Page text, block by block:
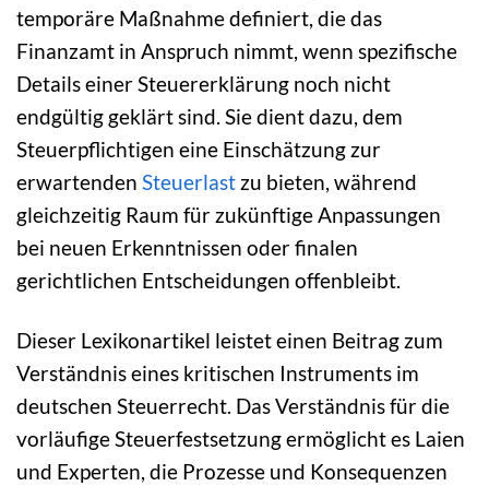
temporäre Maßnahme definiert, die das
Finanzamt in Anspruch nimmt, wenn spezifische
Details einer Steuererklärung noch nicht
endgültig geklärt sind. Sie dient dazu, dem
Steuerpflichtigen eine Einschätzung zur
erwartenden Steuerlast zu bieten, während
gleichzeitig Raum für zukünftige Anpassungen
bei neuen Erkenntnissen oder finalen
gerichtlichen Entscheidungen offenbleibt.
Dieser Lexikonartikel leistet einen Beitrag zum
Verständnis eines kritischen Instruments im
deutschen Steuerrecht. Das Verständnis für die
vorläufige Steuerfestsetzung ermöglicht es Laien
und Experten, die Prozesse und Konsequenzen